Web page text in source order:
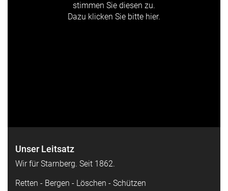
stimmen Sie diesen zu.
Dazu klicken Sie bitte hier.
Unser Leitsatz
Wir für Starnberg. Seit 1862.
Retten - Bergen - Löschen - Schützen